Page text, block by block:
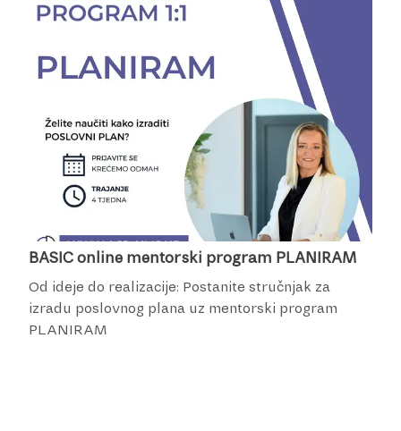
BASIC online mentorski program PLANIRAM
Od ideje do realizacije: Postanite stručnjak za
izradu poslovnog plana uz mentorski program
PLANIRAM